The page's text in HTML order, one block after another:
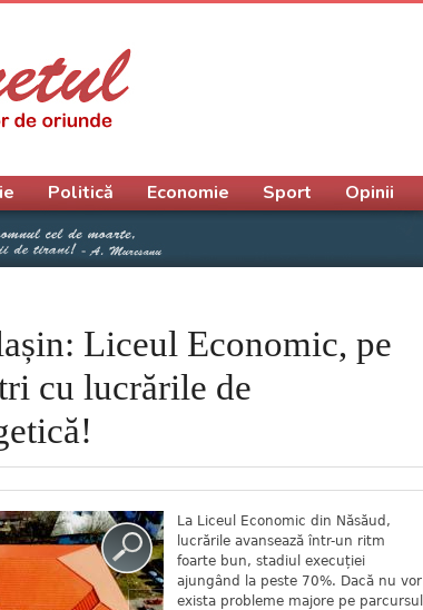
Liceul Economic, pe
cu lucrările de
La Liceul Economic din Năsăud,
lucrările avansează într-un ritm
foarte bun, stadiul execuției
ajungând la peste 70%. Dacă nu vor
exista probleme majore pe parcursul
Politică Economie Sport Opinii